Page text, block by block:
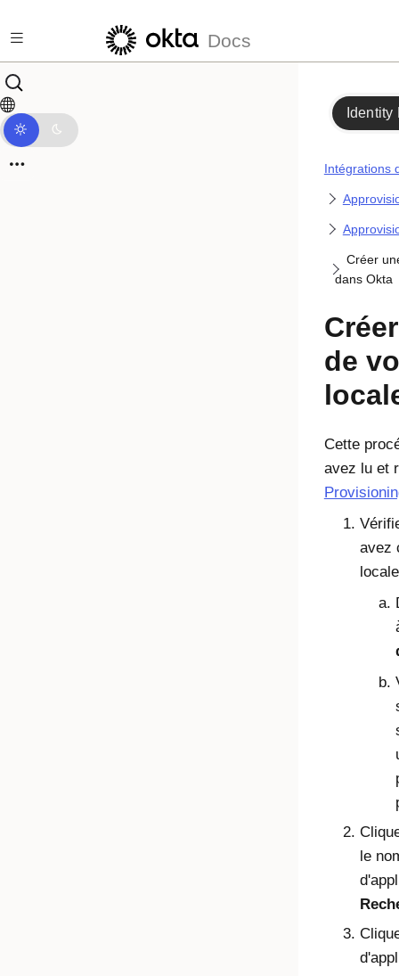
Docs
Identity
Intégrations
Créer
dans Okta
de
Cette
avez lu et
avez
le